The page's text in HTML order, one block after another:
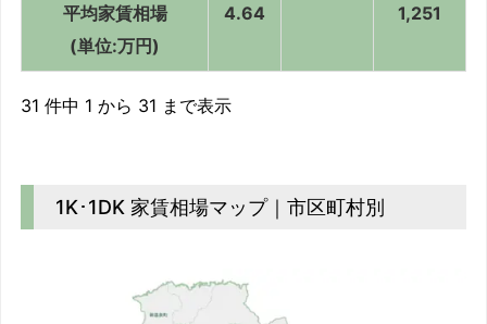
平均家賃相場
(単位:万円)
4.64 1,251
31 件中 1 から 31 まで表示
1K･1DK 家賃相場マップ｜市区町村別